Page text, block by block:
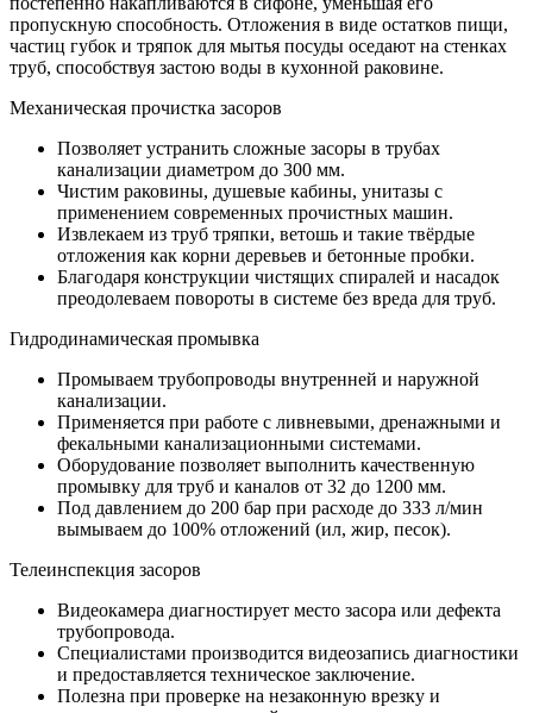
пропускную способность. Отложения в виде остатков пищи,
частиц губок и тряпок для мытья посуды оседают на стенках
труб, способствуя застою воды в кухонной раковине.
Механическая прочистка засоров
Позволяет устранить сложные засоры в трубах
канализации диаметром до 300 мм.
Чистим раковины, душевые кабины, унитазы с
применением современных прочистных машин.
Извлекаем из труб тряпки, ветошь и такие твёрдые
отложения как корни деревьев и бетонные пробки.
Благодаря конструкции чистящих спиралей и насадок
преодолеваем повороты в системе без вреда для труб.
Гидродинамическая промывка
Промываем трубопроводы внутренней и наружной
канализации.
Применяется при работе с ливневыми, дренажными и
фекальными канализационными системами.
Оборудование позволяет выполнить качественную
промывку для труб и каналов от 32 до 1200 мм.
Под давлением до 200 бар при расходе до 333 л/мин
вымываем до 100% отложений (ил, жир, песок).
Телеинспекция засоров
Видеокамера диагностирует место засора или дефекта
трубопровода.
Специалистами производится видеозапись диагностики
и предоставляется техническое заключение.
Полезна при проверке на незаконную врезку и